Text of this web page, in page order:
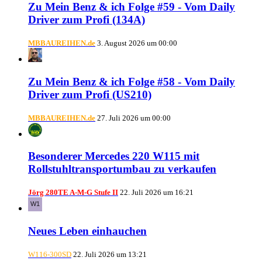
Zu Mein Benz & ich Folge #59 - Vom Daily
Driver zum Profi (134A)
MBBAUREIHEN.de 3. August 2026 um 00:00
Zu Mein Benz & ich Folge #58 - Vom Daily
Driver zum Profi (US210)
MBBAUREIHEN.de 27. Juli 2026 um 00:00
Besonderer Mercedes 220 W115 mit
Rollstuhltransportumbau zu verkaufen
Jörg 280TE A-M-G Stufe II 22. Juli 2026 um 16:21
Neues Leben einhauchen
W116-300SD 22. Juli 2026 um 13:21